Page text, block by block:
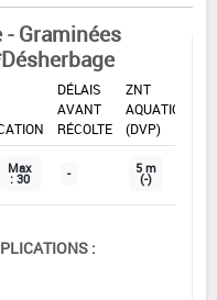
Graminées
DÉLAIS
AVANT
RÉCOLTE
ZNT
AQUATIQUE
(DVP)
Max
: 30 - 5 m
(-)
: